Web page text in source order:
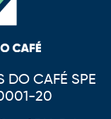
DO CAFÉ SPE
20